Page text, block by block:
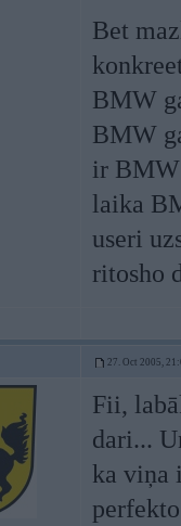
Bet
BMW
BMW
ir BMW
laika
useri
ritosho
27. Oct 2005,
Fii,
dari...
ka viņa